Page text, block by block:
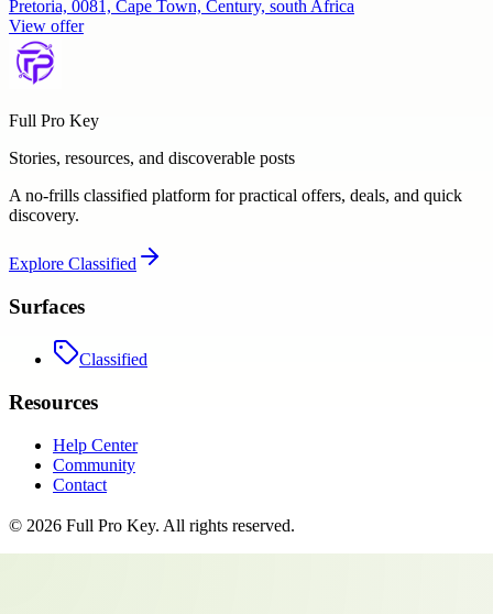
Pretoria, 0081, Cape Town, Century, south Africa
View offer
Full Pro Key
Stories, resources, and discoverable posts
A no-frills classified platform for practical offers, deals, and quick
discovery.
Explore Classified
Surfaces
Classified
Resources
Help Center
Community
Contact
© 2026 Full Pro Key. All rights reserved.